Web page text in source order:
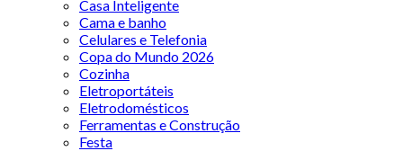
Casa Inteligente
Cama e banho
Celulares e Telefonia
Copa do Mundo 2026
Cozinha
Eletroportáteis
Eletrodomésticos
Ferramentas e Construção
Festa